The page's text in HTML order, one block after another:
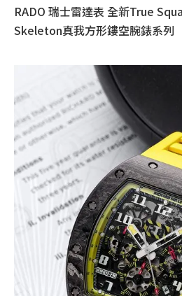
RADO 瑞士雷達表 全新True Square Automatic
Skeleton真我方形鏤空腕錶系列